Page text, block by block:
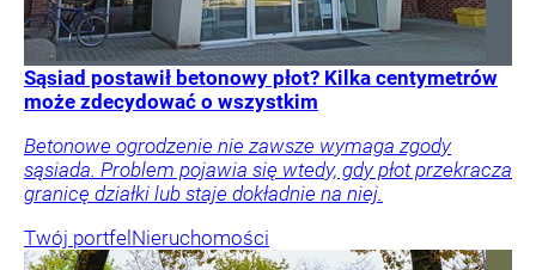
Sąsiad postawił betonowy płot? Kilka centymetrów
może zdecydować o wszystkim
Betonowe ogrodzenie nie zawsze wymaga zgody
sąsiada. Problem pojawia się wtedy, gdy płot przekracza
granicę działki lub staje dokładnie na niej.
Twój portfelNieruchomości